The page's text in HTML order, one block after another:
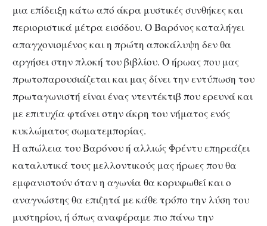
μια επίδειξη κάτω από άκρα μυστικές συνθήκες και
περιοριστικά μέτρα εισόδου. Ο Βαρόνος καταλήγει
απαγχονισμένος και η πρώτη αποκάλυψη δεν θα
αργήσει στην πλοκή του βιβλίου. Ο ήρωας που μας
πρωτοπαρουσιάζεται και μας δίνει την εντύπωση του
πρωταγωνιστή είναι ένας ντεντέκτιβ που ερευνά και
με επιτυχία φτάνει στην άκρη του νήματος ενός
κυκλώματος σωματεμπορίας.
Η απώλεια του Βαρόνου ή αλλιώς Φρέντυ επηρεάζει
καταλυτικά τους μελλοντικούς μας ήρωες που θα
εμφανιστούν όταν η αγωνία θα κορυφωθεί και ο
αναγνώστης θα επιζητά με κάθε τρόπο την λύση του
μυστηρίου, ή όπως αναφέραμε πιο πάνω την